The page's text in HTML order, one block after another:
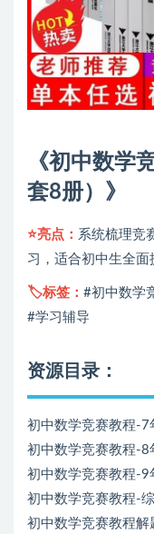
《初中数学
套8册）》
⭐️亮点： 系统梳理竞
习，适合初中生全面
🏷️标签： #初中数学
#学习辅导
资源目录：
初中数学竞赛教程-7
初中数学竞赛教程-8
初中数学竞赛教程-9
初中数学竞赛教程-
初中数学竞赛教程